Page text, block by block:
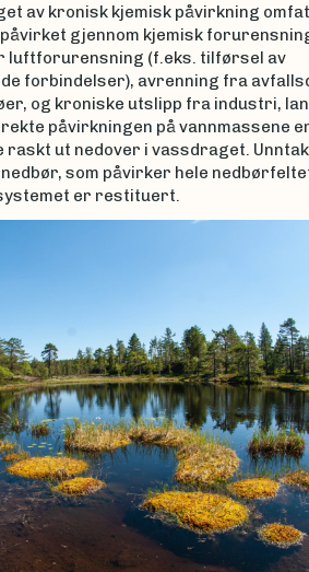
av kronisk kjemisk påvirkning
gjennom kjemisk
luftforurensning (f.eks. tilførsel av
forbindelser), avrenning fra
og kroniske utslipp fra industri,
påvirkningen på vannmassene
raskt ut nedover i vassdraget.
som påvirker hele
er restituert.